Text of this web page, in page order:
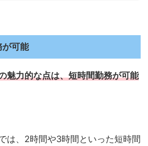
可能
魅力的な点は、短時間勤務が可能
は、2時間や3時間といった短時間